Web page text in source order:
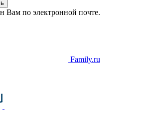
Вам по электронной почте.
Family.ru